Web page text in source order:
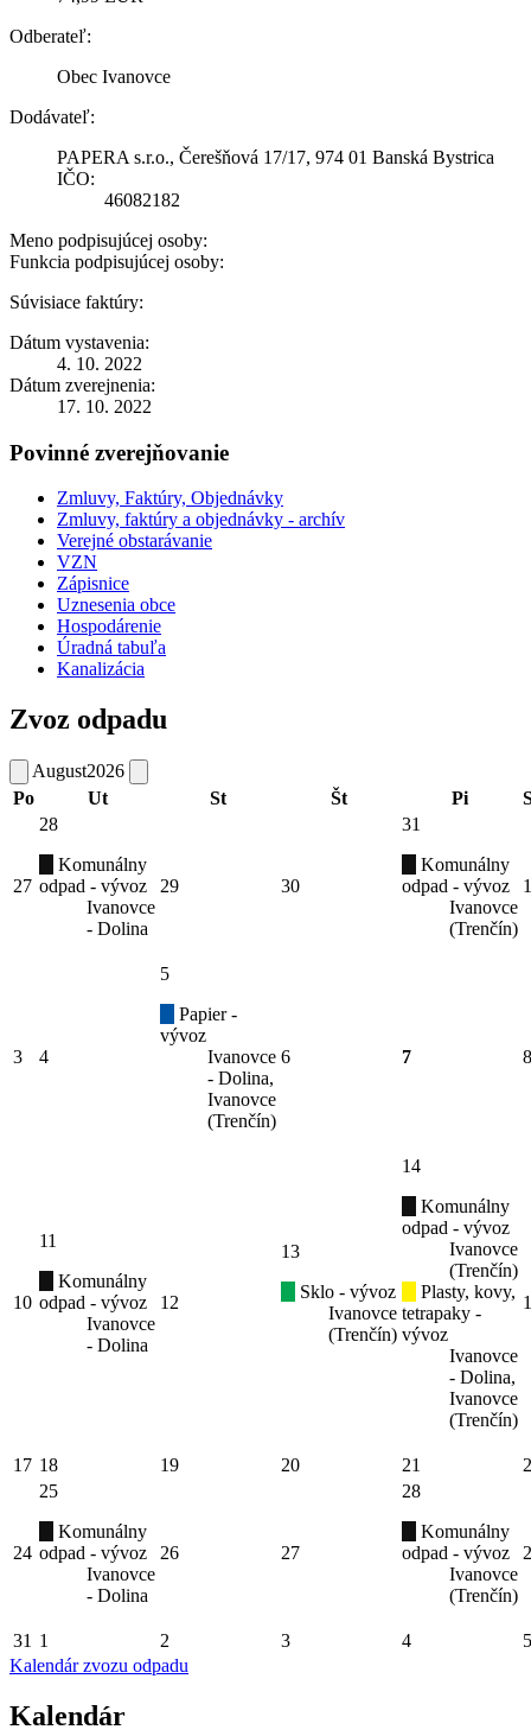
Odberateľ:
Obec Ivanovce
Dodávateľ:
PAPERA s.r.o., Čerešňová 17/17, 974 01 Banská Bystrica
IČO:
46082182
Meno podpisujúcej osoby:
Funkcia podpisujúcej osoby:
Súvisiace faktúry:
Dátum vystavenia:
4. 10. 2022
Dátum zverejnenia:
17. 10. 2022
Povinné zverejňovanie
Zmluvy, Faktúry, Objednávky
Zmluvy, faktúry a objednávky - archív
Verejné obstarávanie
VZN
Zápisnice
Uznesenia obce
Hospodárenie
Úradná tabuľa
Kanalizácia
Zvoz odpadu
August2026
Po
Ut St Št Pi
27
28
Komunálny
odpad - vývoz
Ivanovce
- Dolina
29 30
31
Komunálny
odpad - vývoz
Ivanovce
(Trenčín)
1
3 4
5
Papier -
vývoz
Ivanovce
- Dolina,
Ivanovce
(Trenčín)
6 7 8
10
11
Komunálny
odpad - vývoz
Ivanovce
- Dolina
12
13
Sklo - vývoz
Ivanovce
(Trenčín)
14
Komunálny
odpad - vývoz
Ivanovce
(Trenčín)
Plasty, kovy,
tetrapaky -
vývoz
Ivanovce
- Dolina,
Ivanovce
(Trenčín)
17 18 19 20 21
24
25
Komunálny
odpad - vývoz
Ivanovce
- Dolina
26 27
28
Komunálny
odpad - vývoz
Ivanovce
(Trenčín)
31 1 2 3 4
5
Kalendár zvozu odpadu
Kalendár